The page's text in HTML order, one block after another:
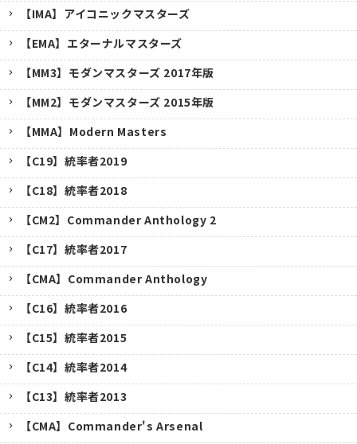
キャンセル
【IMA】アイコニックマスターズ
【EMA】エターナルマスターズ
【MM3】モダンマスターズ 2017年版
【MM2】モダンマスターズ 2015年版
【MMA】Modern Masters
【C19】統率者2019
【C18】統率者2018
【CM2】Commander Anthology 2
【C17】統率者2017
【CMA】Commander Anthology
【C16】統率者2016
【C15】統率者2015
【C14】統率者2014
【C13】統率者2013
【CMA】Commander's Arsenal